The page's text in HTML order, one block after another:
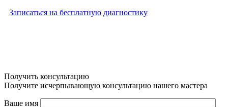
Записаться на бесплатную диагностику
Получить консультацию
Получите исчерпывающую консультацию нашего мастера
Ваше имя